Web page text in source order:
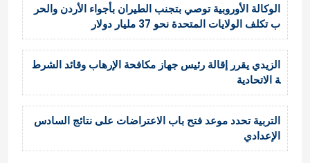
الوكالة الأوروبية توصي بتجنب الطيران بأجواء الأردن والحر
ب تكلف الولايات المتحدة نحو 37 مليار دولار
الزيدي يقرر إقالة رئيس جهاز مكافحة الإرهاب وقائد الشرط
ة الاتحادية
التربية تحدد موعد فتح باب الاعتراضات على نتائج السادس
الإعدادي